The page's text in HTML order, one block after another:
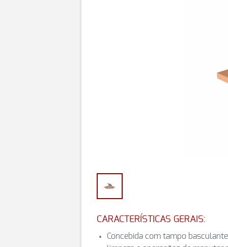
CARACTERÍSTICAS GERAIS:
Concebida com tampo